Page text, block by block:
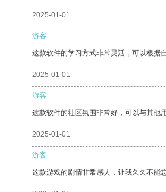
2025-01-01
游客
这款软件的学习方式非常灵活，可以根据
2025-01-01
游客
这款软件的社区氛围非常好，可以与其他
2025-01-01
游客
这款游戏的剧情非常感人，让我久久不能忘